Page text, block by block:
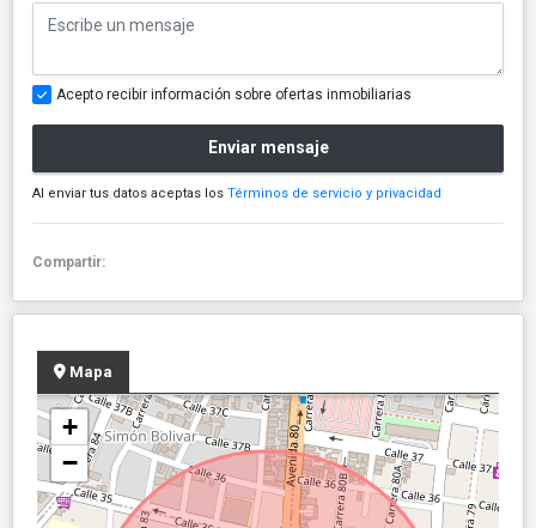
Acepto recibir información sobre ofertas inmobiliarias
Enviar mensaje
Al enviar tus datos aceptas los Términos de servicio y privacidad
Compartir:
Mapa
+
−